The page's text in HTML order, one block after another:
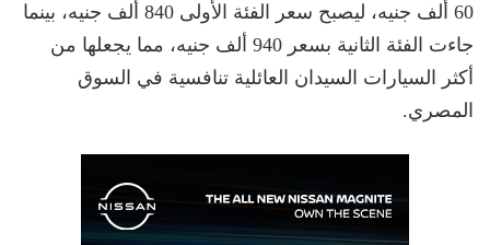
60 ألف جنيه، ليصبح سعر الفئة الأولى 840 ألف جنيه، بينما
جاءت الفئة الثانية بسعر 940 ألف جنيه، مما يجعلها من
أكثر السيارات السيدان العائلية تنافسية في السوق
المصري.